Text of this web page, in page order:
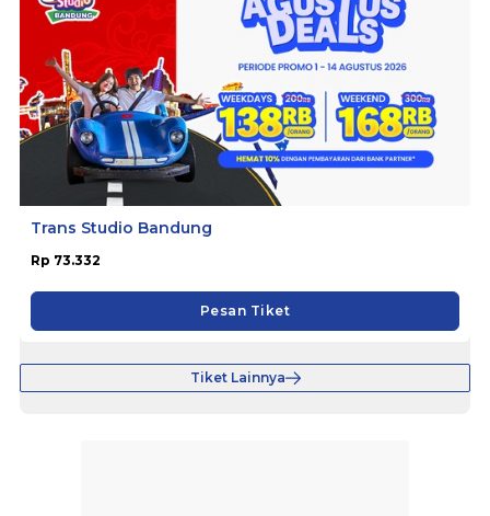
Trans Studio Bandung
Rp 73.332
Pesan Tiket
Tiket Lainnya